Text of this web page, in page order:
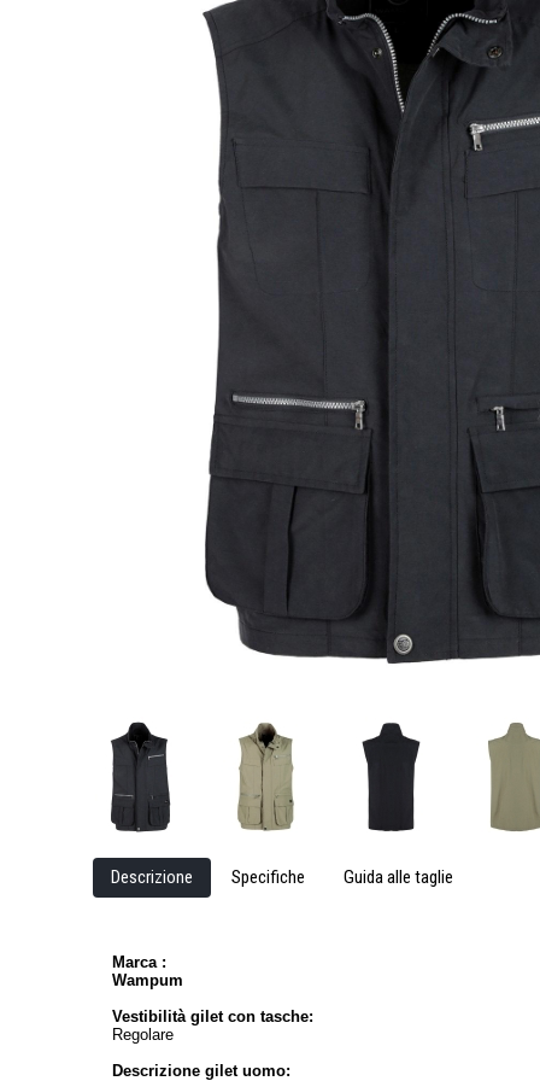
Descrizione Specifiche Guida alle taglie
Marca :
Wampum
Vestibilità gilet con tasche:
Regolare
Descrizione gilet uomo: